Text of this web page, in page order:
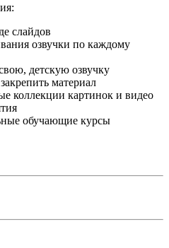
слайдов
озвучки по каждому
детскую озвучку
материал
коллекции картинок и видео
обучающие курсы